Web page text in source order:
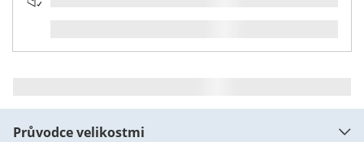
Průvodce velikostmi